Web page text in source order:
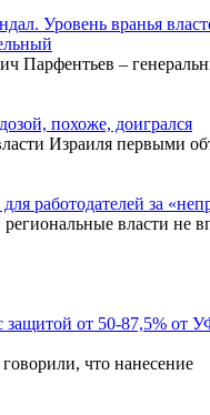
Уровень вранья
Парфентьев –
похоже, доигрался
Израиля первыми
работодателей за
власти не
защитой от 50-87,5% от
что нанесение